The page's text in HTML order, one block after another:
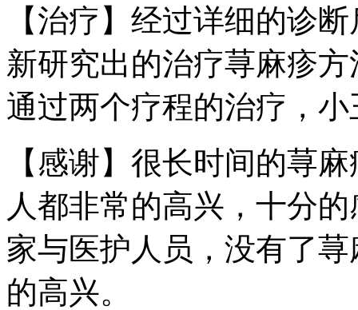
【治疗】经过详细的诊
新研究出的治疗荨麻疹
通过两个疗程的治疗，
【感谢】很长时间的荨
人都非常的高兴，十分
家与医护人员，没有了
的高兴。